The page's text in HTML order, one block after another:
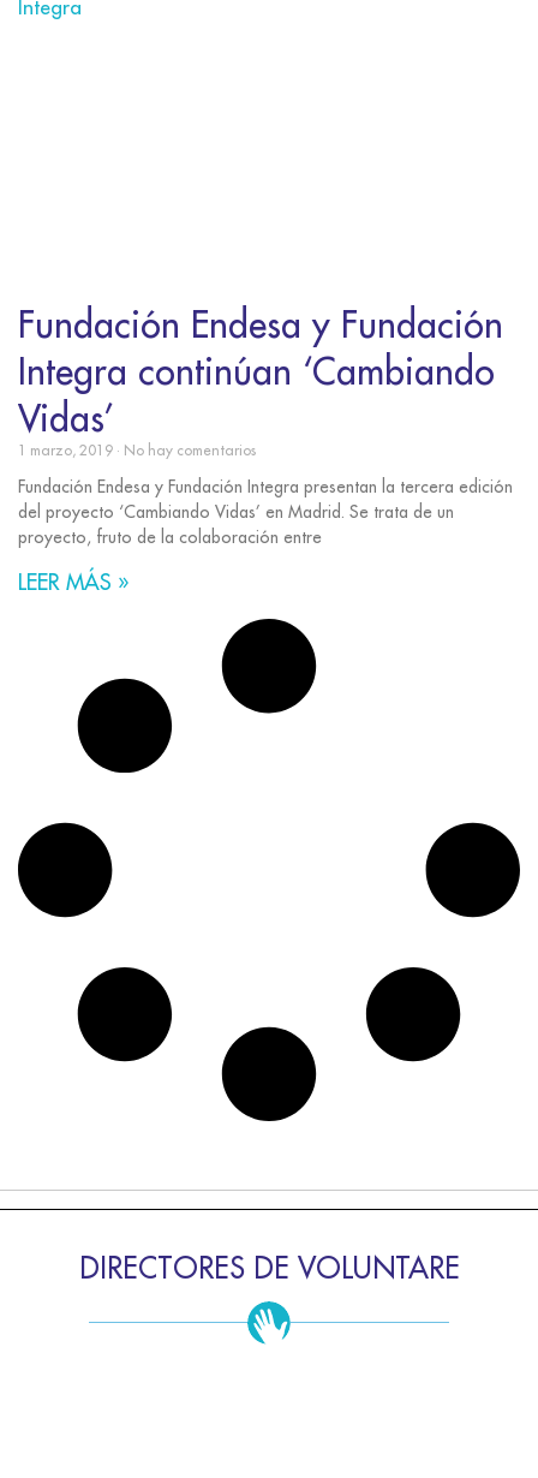
Fundación Endesa y Fundación
Integra continúan ‘Cambiando
Vidas’
1 marzo, 2019 No hay comentarios
Fundación Endesa y Fundación Integra presentan la tercera edición
del proyecto ‘Cambiando Vidas’ en Madrid. Se trata de un
proyecto, fruto de la colaboración entre
LEER MÁS »
DIRECTORES DE VOLUNTARE